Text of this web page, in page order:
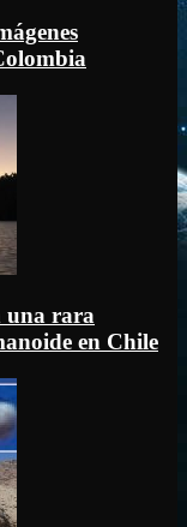
una rara
en Chile